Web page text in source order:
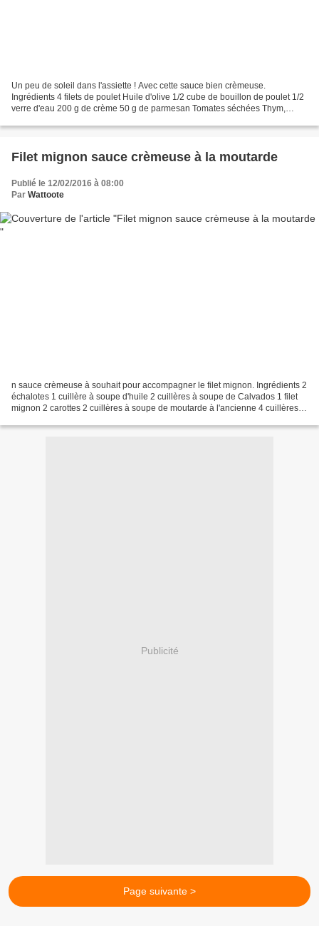
Un peu de soleil dans l'assiette ! Avec cette sauce bien crèmeuse.
Ingrédients 4 filets de poulet Huile d'olive 1/2 cube de bouillon de poulet 1/2
verre d'eau 200 g de crème 50 g de parmesan Tomates séchées Thym,
Filet mignon sauce crèmeuse à la moutarde
Publié le 12/02/2016 à 08:00
Par Wattoote
n sauce crèmeuse à souhait pour accompagner le filet mignon. Ingrédients 2
échalotes 1 cuillère à soupe d'huile 2 cuillères à soupe de Calvados 1 filet
mignon 2 carottes 2 cuillères à soupe de moutarde à l'ancienne 4 cuillères à
Publicité
Page suivante >